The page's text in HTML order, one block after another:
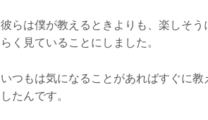
彼らは僕が教えるときよりも、楽しそ
らく見ていることにしました。
いつもは気になることがあればすぐに
したんです。